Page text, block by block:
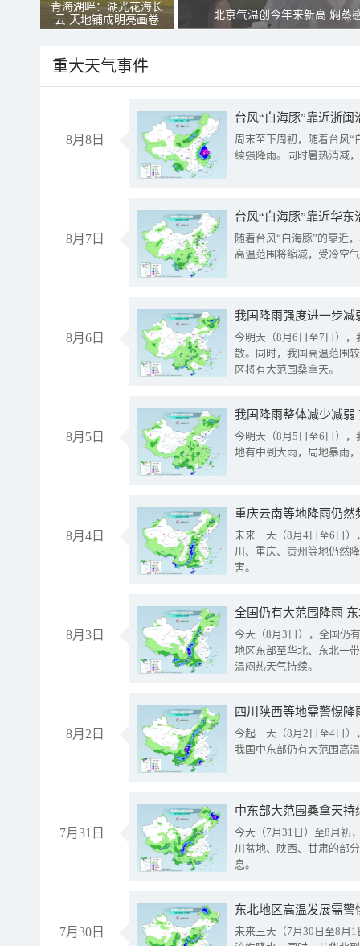
青海湖畔：湖光花海长
云 天地铺成明亮画卷
北京气温创今年来新高 焖蒸
重大天气事件
8月8日
台风“白海豚”靠近浙
周末至下周初，随着台风“
续强降雨。同时暑热消减
8月7日
台风“白海豚”靠近华
随着台风“白海豚”的靠近
高温范围将缩减，受冷空
8月6日
今明天（8月6日至7日）
散。同时，我国高温范围
区将有大范围桑拿天。
8月5日
我国降雨整体减少减弱
今明天（8月5日至6日）
地有中到大雨，局地暴雨
8月4日
重庆云南等地降雨仍然
未来三天（8月4日至6日
川、重庆、贵州等地仍然
害。
8月3日
全国仍有大范围降雨
今天（8月3日），全国仍
地区东部至华北、东北一
温闷热天气持续。
8月2日
今起三天（8月2日至4日
我国中东部仍有大范围高
7月31日
中东部大范围桑拿天
今天（7月31日）至8月初
川盆地、陕西、甘肃的部
息。
7月30日
东北地区高温发展需
未来三天（7月30日至8月